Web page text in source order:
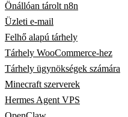
Önállóan tárolt n8n
Üzleti e-mail
Felhő alapú tárhely
Tárhely WooCommerce-hez
Tárhely ügynökségek számára
Minecraft szerverek
Hermes Agent VPS